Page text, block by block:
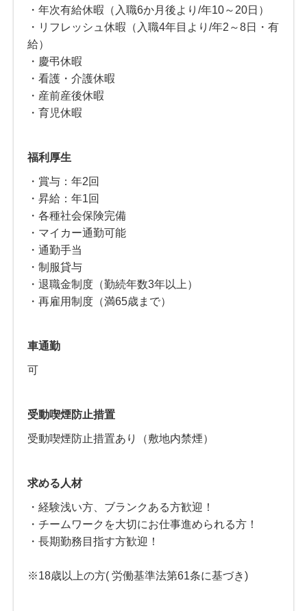
・年次有給休暇（入職6か月後より/年10～20日）
・リフレッシュ休暇（入職4年目より/年2～8日・有
給）
・慶弔休暇
・看護・介護休暇
・産前産後休暇
・育児休暇
福利厚生
・賞与：年2回
・昇給：年1回
・各種社会保険完備
・マイカー通勤可能
・通勤手当
・制服貸与
・退職金制度（勤続年数3年以上）
・再雇用制度（満65歳まで）
車通勤
可
受動喫煙防止措置
受動喫煙防止措置あり（敷地内禁煙）
求める人材
・経験浅い方、ブランクある方歓迎！
・チームワークを大切にお仕事進められる方！
・長期勤務目指す方歓迎！
※18歳以上の方( 労働基準法第61条に基づき)